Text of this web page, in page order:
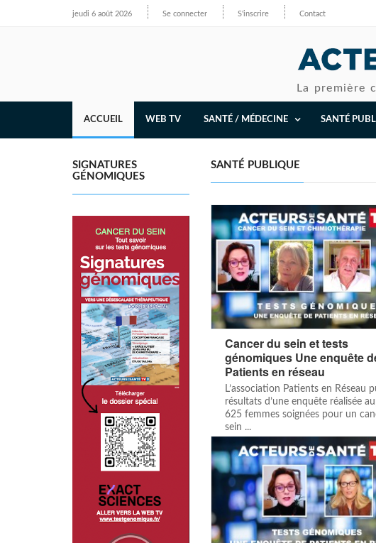
jeudi 6 août 2026 Se connecter S'inscrire Contact
La première
ACCUEIL WEB TV SANTÉ / MÉDECINE SANTÉ
SIGNATURES
GÉNOMIQUES
SANTÉ PUBLIQUE
Cancer du sein et tests
génomiques Une enquête
Patients en réseau
L’association Patients en Réseau
résultats d’une enquête réalisée
625 femmes soignées pour un
sein ...